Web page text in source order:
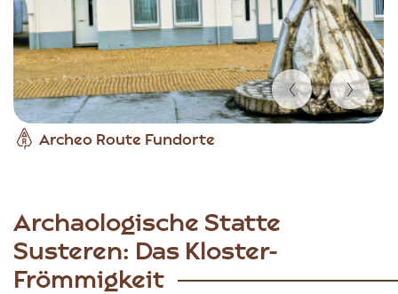
Archeo Route Fundorte
Item
Archaologische Statte
Susteren: Das Kloster-
Frömmigkeit